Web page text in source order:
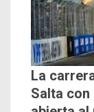
La
Salta